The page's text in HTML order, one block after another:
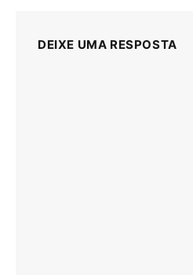
DEIXE UMA RESPOSTA